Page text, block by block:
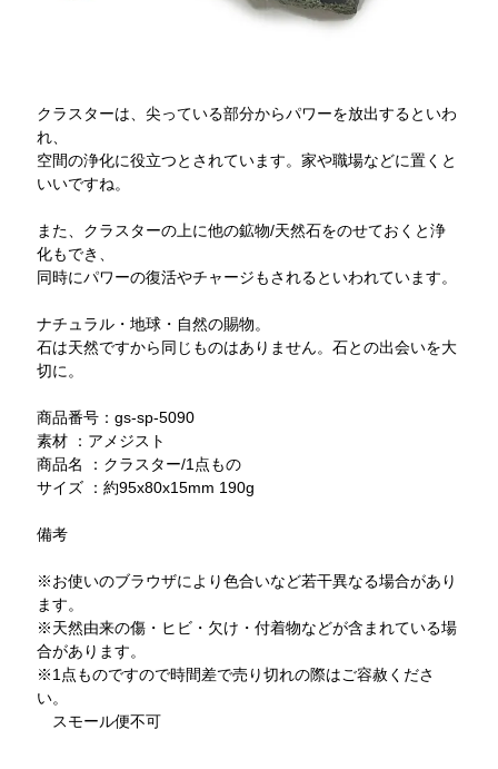
クラスターは、尖っている部分からパワーを放出するといわ
れ、
空間の浄化に役立つとされています。家や職場などに置くと
いいですね。
また、クラスターの上に他の鉱物/天然石をのせておくと浄
化もでき、
同時にパワーの復活やチャージもされるといわれています。
ナチュラル・地球・自然の賜物。
石は天然ですから同じものはありません。石との出会いを大
切に。
商品番号：gs-sp-5090
素材 ：アメジスト
商品名 ：クラスター/1点もの
サイズ ：約95x80x15mm 190g
備考
※お使いのブラウザにより色合いなど若干異なる場合があり
ます。
※天然由来の傷・ヒビ・欠け・付着物などが含まれている場
合があります。
※1点ものですので時間差で売り切れの際はご容赦くださ
い。
スモール便不可